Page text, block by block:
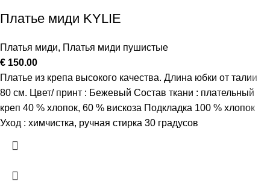
Платье миди KYLIE
Платья миди, Платья миди пушистые
€ 150.00
Платье из крепа высокого качества. Длина юбки от талии
80 см. Цвет/ принт : Бежевый Состав ткани : плательный
креп 40 % хлопок, 60 % вискоза Подкладка 100 % хлопок
Уход : химчистка, ручная стирка 30 градусов